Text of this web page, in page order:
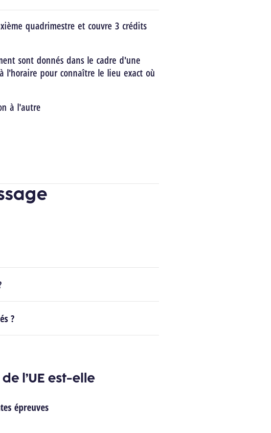
quadrimestre et couvre 3 crédits
sont donnés dans le cadre d'une
l'horaire pour connaître le lieu exact où
à l'autre
?
l’UE est-elle
épreuves